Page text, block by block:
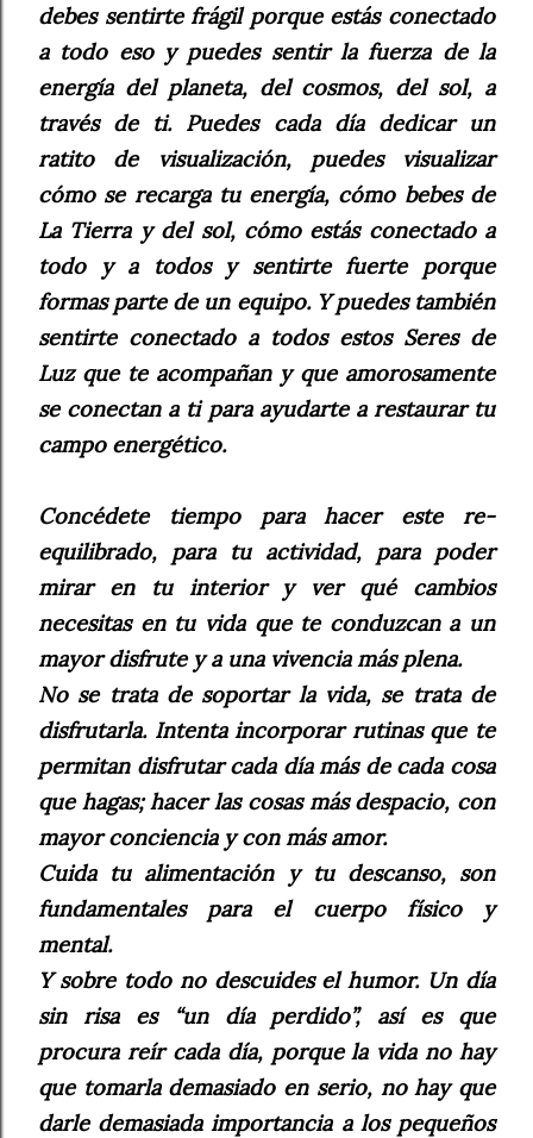
debes sentirte frágil porque estás conectado
a todo eso y puedes sentir la fuerza de la
energía del planeta, del cosmos, del sol, a
través de ti. Puedes cada día dedicar un
ratito de visualización, puedes visualizar
cómo se recarga tu energía, cómo bebes de
La Tierra y del sol, cómo estás conectado a
todo y a todos y sentirte fuerte porque
formas parte de un equipo. Y puedes también
sentirte conectado a todos estos Seres de
Luz que te acompañan y que amorosamente
se conectan a ti para ayudarte a restaurar tu
campo energético.
Concédete tiempo para hacer este re-
equilibrado, para tu actividad, para poder
mirar en tu interior y ver qué cambios
necesitas en tu vida que te conduzcan a un
mayor disfrute y a una vivencia más plena.
No se trata de soportar la vida, se trata de
disfrutarla. Intenta incorporar rutinas que te
permitan disfrutar cada día más de cada cosa
que hagas; hacer las cosas más despacio, con
mayor conciencia y con más amor.
Cuida tu alimentación y tu descanso, son
fundamentales para el cuerpo físico y
mental.
Y sobre todo no descuides el humor. Un día
sin risa es “un día perdido”, así es que
procura reír cada día, porque la vida no hay
que tomarla demasiado en serio, no hay que
darle demasiada importancia a los pequeños